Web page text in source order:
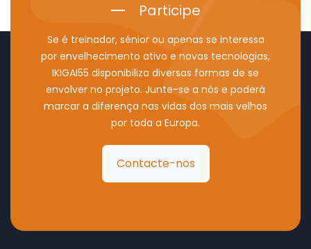
Participe
Se é treinador, sénior ou apenas se interessa
por envelhecimento ativo e novas tecnologias,
IKIGAI55 disponibiliza diversas formas de se
envolver no projeto. Junte-se a nós e poderá
marcar a diferença nas vidas dos mais velhos
por toda a Europa.
Contacte-nos